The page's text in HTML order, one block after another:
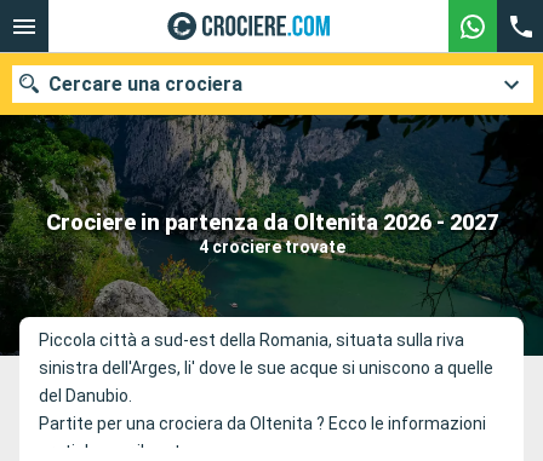
Crociere in partenza da Oltenita 2026 - 2027
4 crociere trovate
Cercare una crociera
Le nostre destinazioni
Mesi di partenza
Porti Compagnie
Piccola città a sud-est della Romania, situata sulla riva
sinistra dell'Arges, li' dove le sue acque si uniscono a quelle
del Danubio.
Partite per una crociera da Oltenita ? Ecco le informazioni
pratiche per il porto.